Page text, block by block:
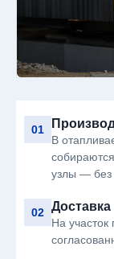
01
В
узлы — без
02 Доставка
На